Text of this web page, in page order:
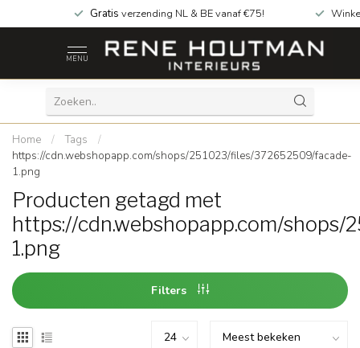
Gratis verzending NL & BE vanaf €75!
MENU
Home / Tags
/
https://cdn.webshopapp.com/shops/251023/files/372652509/facade-
1.png
Producten getagd met
https://cdn.webshopapp.com/
1.png
Filters